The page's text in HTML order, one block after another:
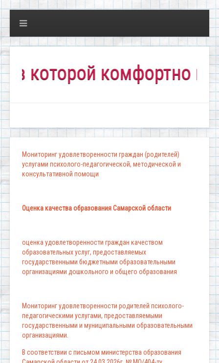
комфортно всем!"
Мониторинг удовлетворенности граждан (родителей)
услугами психолого-педагогической, методической и
консультативной помощи
Оценка качества образования Самарской области
оценка удовлетворенности граждан качеством
образовательных услуг, предоставляемых
государственными бюджетными образовательными
организациями дошкольного и общего образования
Мониторинг удовлетворенности родителей психолого-
педагогическими услугами, предоставляемыми
государственными и муниципальными образовательными
организациями.
В соответствии с письмом министерства образования